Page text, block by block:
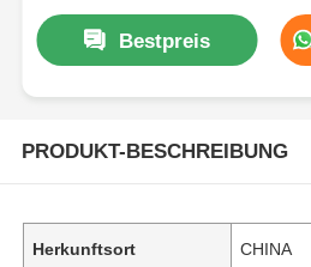
Bestpreis
PRODUKT-BESCHREIBUNG
Herkunftsort CHINA